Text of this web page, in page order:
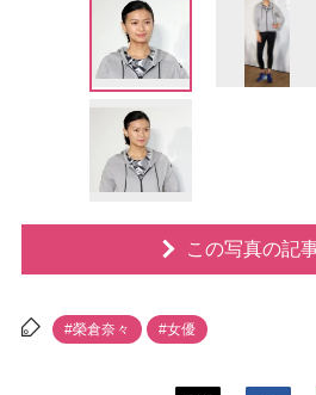
この写真の記
#榮倉奈々 #女優